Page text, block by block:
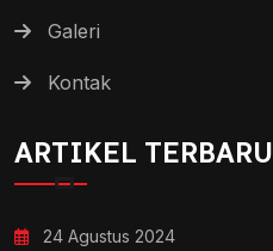
Galeri
Kontak
ARTIKEL TERBARU
24 Agustus 2024